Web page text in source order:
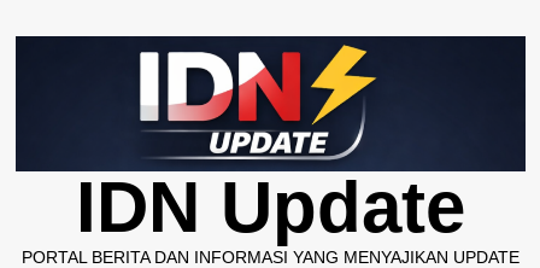
to
IDN Update
PORTAL BERITA DAN INFORMASI YANG MENYAJIKAN UPDATE